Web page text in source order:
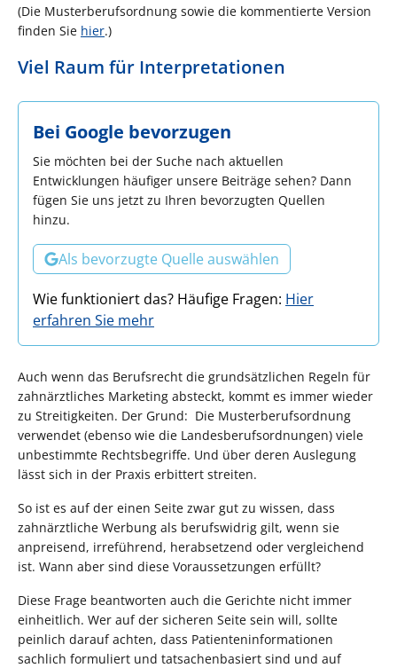
(Die Musterberufsordnung sowie die kommentierte Version
finden Sie hier.)
Viel Raum für Interpretationen
Bei Google bevorzugen
Sie möchten bei der Suche nach aktuellen
Entwicklungen häufiger unsere Beiträge sehen? Dann
fügen Sie uns jetzt zu Ihren bevorzugten Quellen
hinzu.
Als bevorzugte Quelle auswählen
Wie funktioniert das? Häufige Fragen: Hier
erfahren Sie mehr
Auch wenn das Berufsrecht die grundsätzlichen Regeln für
zahnärztliches Marketing absteckt, kommt es immer wieder
zu Streitigkeiten. Der Grund: Die Musterberufsordnung
verwendet (ebenso wie die Landesberufsordnungen) viele
unbestimmte Rechtsbegriffe. Und über deren Auslegung
lässt sich in der Praxis erbittert streiten.
So ist es auf der einen Seite zwar gut zu wissen, dass
zahnärztliche Werbung als berufswidrig gilt, wenn sie
anpreisend, irreführend, herabsetzend oder vergleichend
ist. Wann aber sind diese Voraussetzungen erfüllt?
Diese Frage beantworten auch die Gerichte nicht immer
einheitlich. Wer auf der sicheren Seite sein will, sollte
peinlich darauf achten, dass Patienteninformationen
sachlich formuliert und tatsachenbasiert sind und auf